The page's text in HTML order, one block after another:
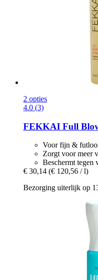
2 opties
4.0 (3)
FEKKAI Full
Voor fijn &
Zorgt voor meer
Beschermt tegen
€ 30,14 (€ 120,56 / l)
Bezorging uiterlijk op